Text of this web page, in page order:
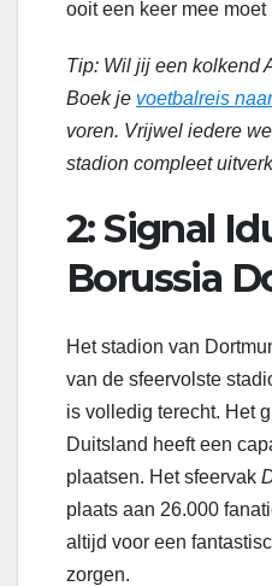
ooit een keer mee moet
Tip: Wil jij een kolkend
Boek je voetbalreis
voren. Vrijwel iedere
stadion compleet
2: Signal
Borussia
Het stadion van
van de sfeervolste
is volledig terecht. Het
Duitsland heeft een
plaatsen. Het sfeervak
plaats aan 26.000
altijd voor een
zorgen.